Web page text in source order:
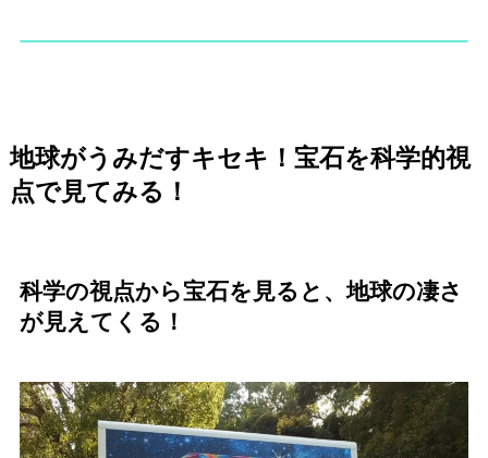
地球がうみだすキセキ！宝石を科学的視
点で見てみる！
科学の視点から宝石を見ると、地球の凄さ
が見えてくる！